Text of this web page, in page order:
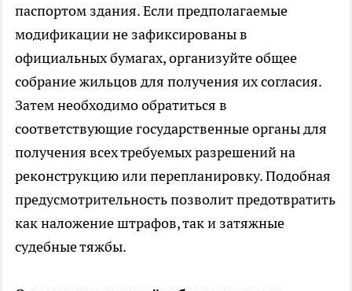
паспортом здания. Если предполагаемые
модификации не зафиксированы в
официальных бумагах, организуйте общее
собрание жильцов для получения их согласия.
Затем необходимо обратиться в
соответствующие государственные органы для
получения всех требуемых разрешений на
реконструкцию или перепланировку. Подобная
предусмотрительность позволит предотвратить
как наложение штрафов, так и затяжные
судебные тяжбы.